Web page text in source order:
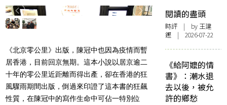
《北京零公里》出版，陳冠中也因為疫情而暫
居香港，目前回京無期。這本小說以居京逾二
十年的零公里近距離而得出產，卻在香港的狂
風驟雨期間出版，倒過來印證了這本書的狂飆
性質，在陳冠中的寫作生命中可佔一特別位
閱讀的盡頭
時評 | by 王建
鏗 | 2026-07-22
《給阿嬤的情
書》：潮水退
去以後，被允
許的鄉愁